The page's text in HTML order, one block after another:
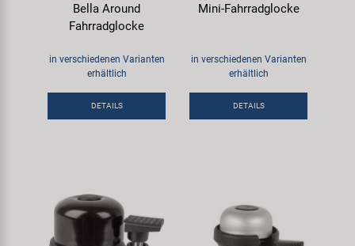
Bella Around
Fahrradglocke
in verschiedenen Varianten
erhältlich
DETAILS
Mini-Fahrradglocke
in verschiedenen Varianten
erhältlich
DETAILS